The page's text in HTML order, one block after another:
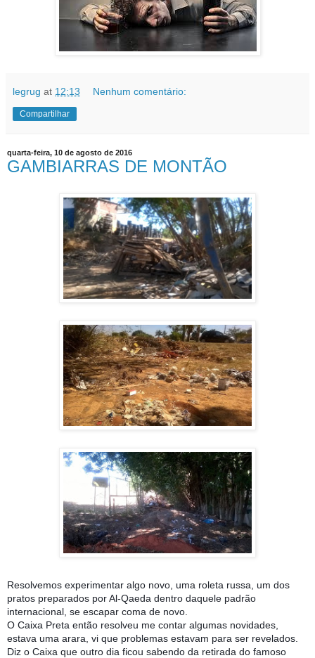
legrug at 12:13 Nenhum comentário:
Compartilhar
quarta-feira, 10 de agosto de 2016
GAMBIARRAS DE MONTÃO
Resolvemos experimentar algo novo, uma roleta russa, um dos
pratos preparados por Al-Qaeda dentro daquele padrão
internacional, se escapar coma de novo.
O Caixa Preta então resolveu me contar algumas novidades,
estava uma arara, vi que problemas estavam para ser revelados.
Diz o Caixa que outro dia ficou sabendo da retirada do famoso